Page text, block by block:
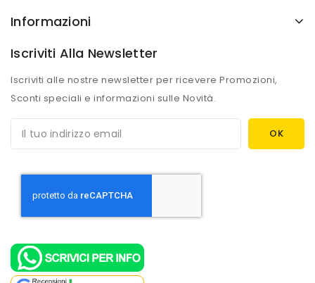
Informazioni
Iscriviti Alla Newsletter
Iscriviti alle nostre newsletter per ricevere Promozioni,
Sconti speciali e informazioni sulle Novità.